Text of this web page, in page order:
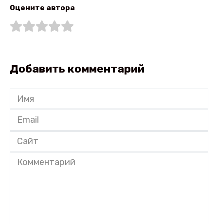
Оцените автора
Добавить комментарий
Имя
*
Email
*
Сайт
Комментарий